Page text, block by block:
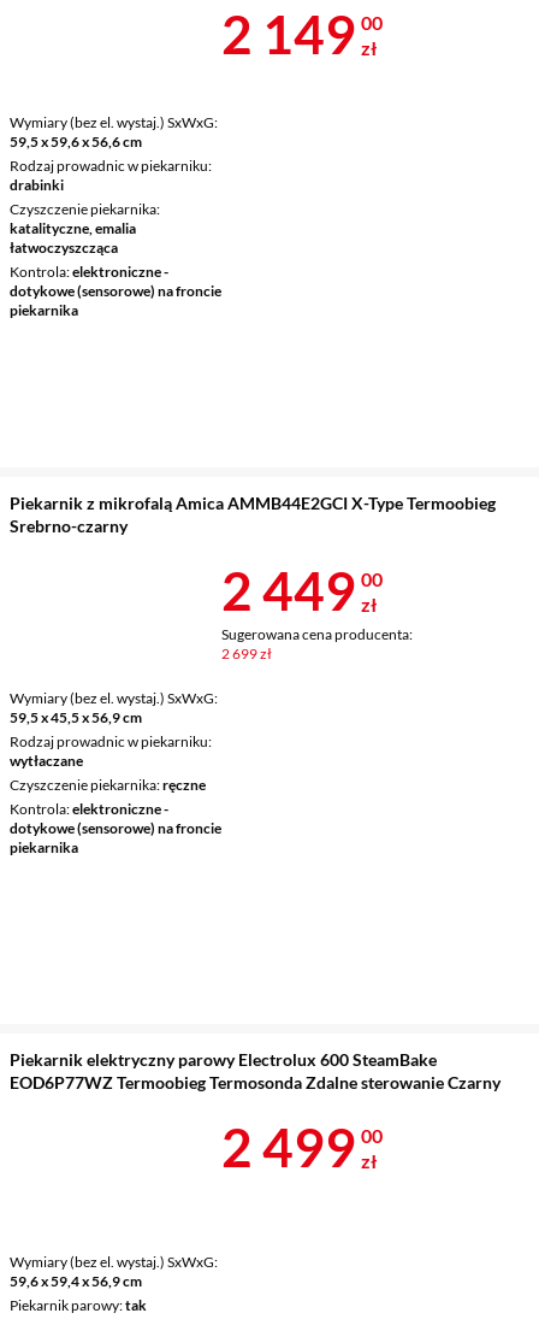
Wymiary (bez el. wystaj.) SxWxG
59,5 x 59,6 x 56,6 cm
Rodzaj prowadnic w piekarniku
drabinki
Czyszczenie piekarnika
katalityczne, emalia
łatwoczyszcząca
Kontrola elektroniczne -
dotykowe (sensorowe) na froncie
piekarnika
Cena 2 149 zł
2 149 00
zł
Piekarnik z mikrofalą Amica AMMB44E2GCI X-Type Termoobieg
Srebrno-czarny
Wymiary (bez el. wystaj.) SxWxG
59,5 x 45,5 x 56,9 cm
Rodzaj prowadnic w piekarniku
wytłaczane
Czyszczenie piekarnika ręczne
Kontrola elektroniczne -
dotykowe (sensorowe) na froncie
piekarnika
Cena 2 449 zł
2 449 00
zł
Sugerowana cena producenta:
2 699 zł
Piekarnik elektryczny parowy Electrolux 600 SteamBake
EOD6P77WZ Termoobieg Termosonda Zdalne sterowanie Czarny
Wymiary (bez el. wystaj.) SxWxG
59,6 x 59,4 x 56,9 cm
Piekarnik parowy tak
Cena 2 499 zł
2 499 00
zł